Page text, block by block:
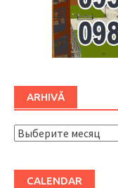
ARHIVĂ
ARHIVĂ
CALENDAR